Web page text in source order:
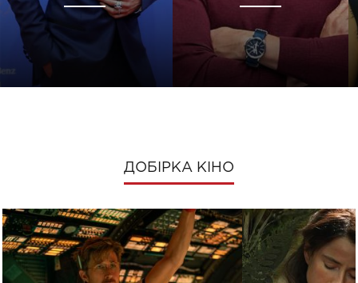
ДОБІРКА КІНО